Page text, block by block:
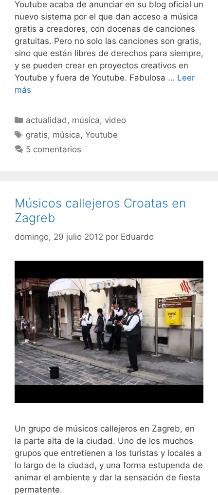
Youtube acaba de anunciar en su blog oficial un
nuevo sistema por el que dan acceso a música
gratis a creadores, con docenas de canciones
gratuitas. Pero no solo las canciones son gratis,
sino que están libres de derechos para siempre,
y se pueden crear en proyectos creativos en
Youtube y fuera de Youtube. Fabulosa … Leer
más
Categorías
actualidad, música, video
Etiquetas
gratis, música,Youtube
5 comentarios
Músicos callejeros Croatas en
Zagreb
domingo, 29 julio 2012 por Eduardo
Un grupo de músicos callejeros en Zagreb, en
la parte alta de la ciudad. Uno de los muchos
grupos que entretienen a los turistas y locales a
lo largo de la ciudad, y una forma estupenda de
animar el ambiente y dar la sensación de fiesta
permatente.